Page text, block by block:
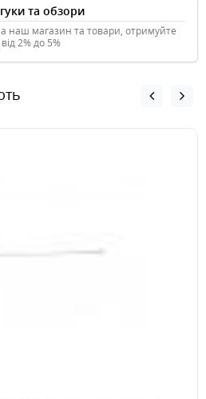
та обзори
наш магазин та товари, отримуйте
2% до 5%